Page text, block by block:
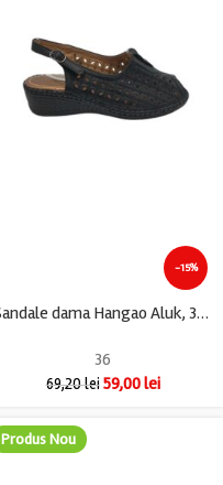
-15%
Sandale dama Hangao Aluk, 36, imitatie de piele, negru
36
69,20lei 59,00lei
Produs Nou